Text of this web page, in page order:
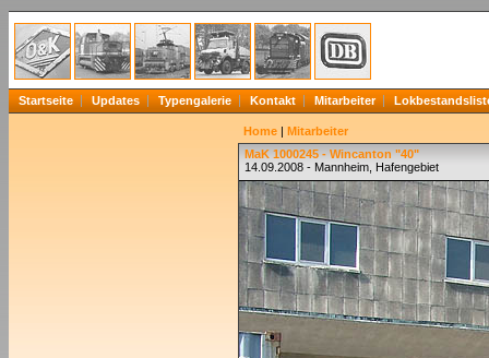
Startseite Updates Typengalerie Kontakt Mitarbeiter
Home | Mitarbeiter
MaK 1000245 - Wincanton "40"
14.09.2008 - Mannheim, Hafengebiet